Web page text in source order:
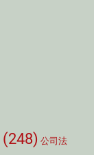
(248) 公司法